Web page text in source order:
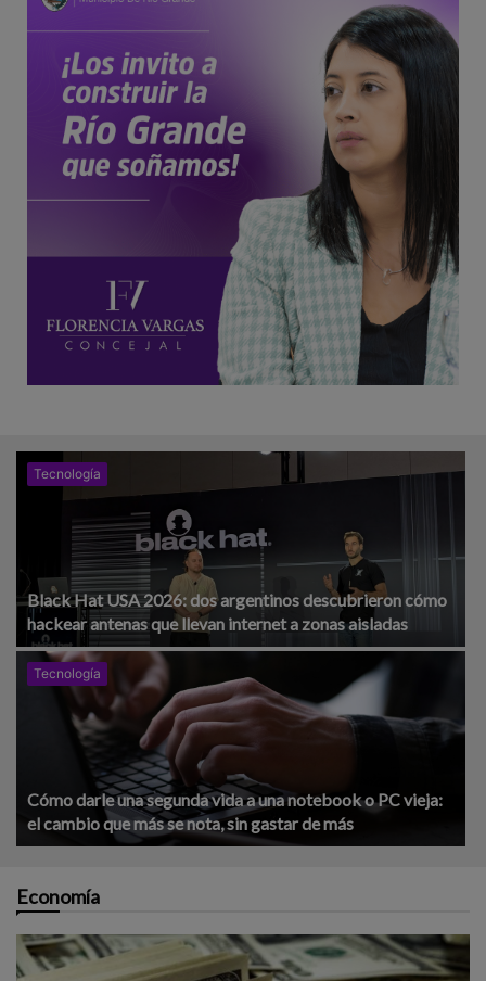
Tecnología
Black Hat USA 2026: dos argentinos descubrieron cómo
hackear antenas que llevan internet a zonas aisladas
Tecnología
Cómo darle una segunda vida a una notebook o PC vieja:
el cambio que más se nota, sin gastar de más
Economía